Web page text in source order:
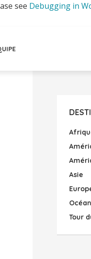
see Debugging in
Asie
Tour